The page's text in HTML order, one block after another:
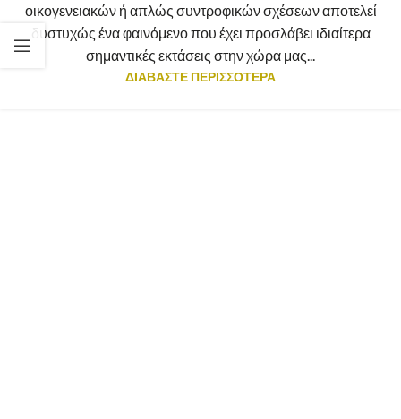
οικογενειακών ή απλώς συντροφικών σχέσεων αποτελεί
δυστυχώς ένα φαινόμενο που έχει προσλάβει ιδιαίτερα
σημαντικές εκτάσεις στην χώρα μας...
ΔΙΑΒΑΣΤΕ ΠΕΡΙΣΣΟΤΕΡΑ